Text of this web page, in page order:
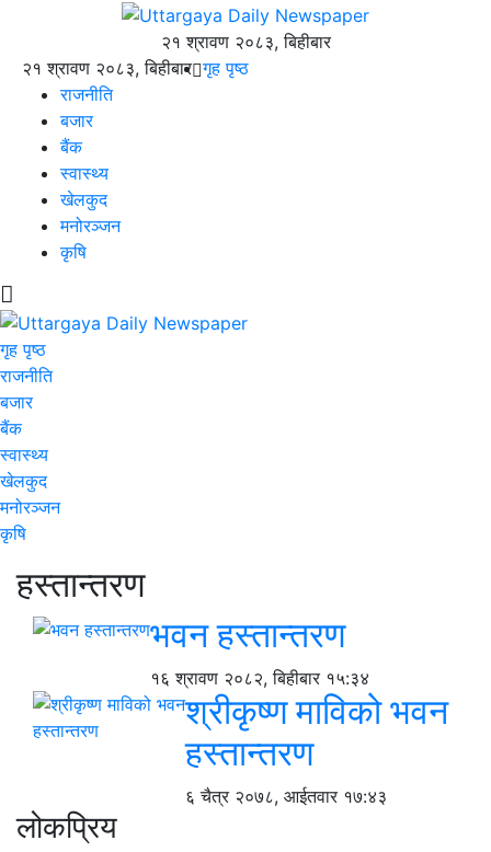
२१ श्रावण २०८३, बिहीबार
२१ श्रावण २०८३, बिहीबार गृह पृष्ठ
राजनीति
बजार
बैंक
स्वास्थ्य
खेलकुद
मनोरञ्जन
कृषि
गृह पृष्ठ
राजनीति
बजार
बैंक
स्वास्थ्य
खेलकुद
मनोरञ्जन
कृषि
हस्तान्तरण
भवन हस्तान्तरण
१६ श्रावण २०८२, बिहीबार १५:३४
श्रीकृष्ण माविको भवन
हस्तान्तरण
६ चैत्र २०७८, आईतवार १७:४३
लोकप्रिय